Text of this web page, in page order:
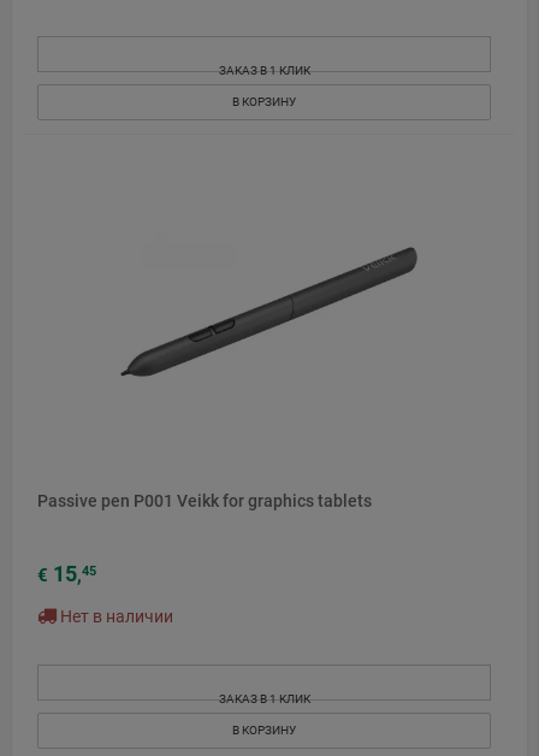
ЗАКАЗ В 1 КЛИК
В КОРЗИНУ
Passive pen P001 Veikk for graphics tablets
€ 15,45
Нет в наличии
ЗАКАЗ В 1 КЛИК
В КОРЗИНУ